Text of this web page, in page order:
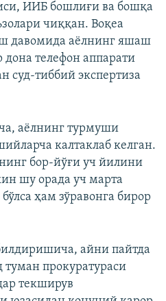
ИИБ бошлиғи ва бошқа
чиққан. Воқеа
давомида аёлнинг яшаш
телефон аппарати
суд-тиббий экспертиза
аёлнинг турмуши
калтаклаб келган.
бор-йўғи уч йилини
шу орада уч марта
ҳам зўравонга бирор
айни пайтда
туман прокуратураси
текширув